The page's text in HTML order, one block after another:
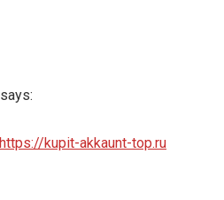
says:
https://kupit-akkaunt-top.ru